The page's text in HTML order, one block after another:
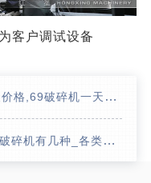
客户调试设备
碎机一天产量可达多少方？
种_各类石子破碎机多少钱